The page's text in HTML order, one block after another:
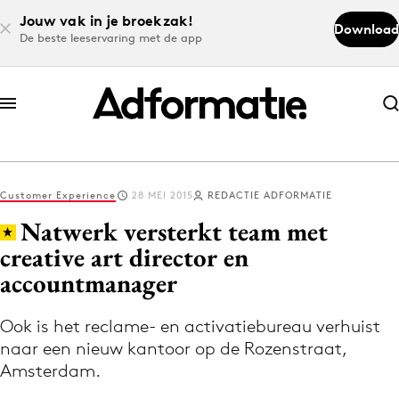
Jouw vak in je broekzak!
De beste leeservaring met de app
Download
Abonneer nu
Abonneer nu
Log in
Volg het laatste nieuws via de Adformatie
Nieuws app
Customer Experience 28 MEI 2015 REDACTIE ADFORMATIE
Natwerk versterkt team met
creative art director en
accountmanager
Ook is het reclame- en activatiebureau verhuist
naar een nieuw kantoor op de Rozenstraat,
Amsterdam.